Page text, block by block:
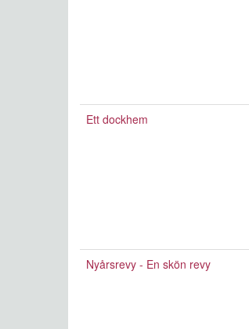
Ett dockhem
Nyårsrevy - En skön revy